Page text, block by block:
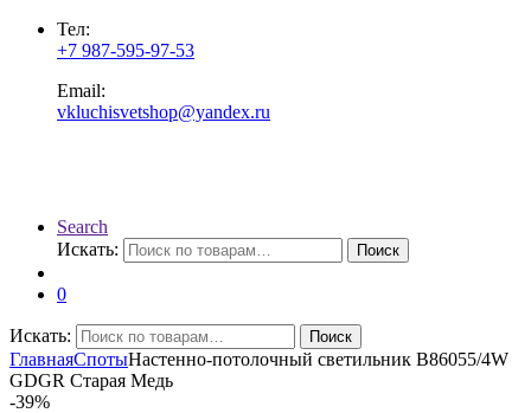
Тел:
+7 987-595-97-53
Email:
vkluchisvetshop@yandex.ru
Search
Искать:
Поиск
0
Искать: Поиск
ГлавнаяСпотыНастенно-потолочный светильник B86055/4W
GDGR Старая Медь
-39%